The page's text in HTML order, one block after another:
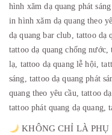
hình xăm dạ quang phát
in hình xăm dạ quang theo
dạ quang bar club, tattoo dạ
tattoo dạ quang chống nước,
lạ, tattoo dạ quang lễ hội,
sáng, tattoo dạ quang phát
quang theo yêu cầu,tattoo
tattoo phát quang dạ quang,
KHÔNG CHỈ LÀ